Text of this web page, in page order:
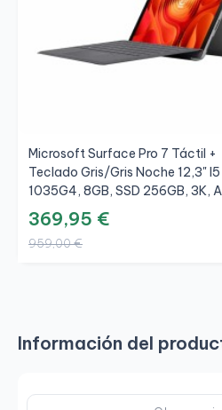
Microsoft Surface Pro 7 Táctil +
Teclado Gris/Gris Noche 12,3" I5
1035G4, 8GB, SSD 256GB, 3K, A
369,95 €
959,00 €
Información del